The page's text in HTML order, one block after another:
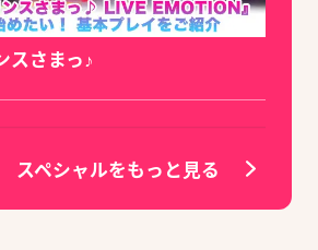
さまっ♪
スペシャルをもっと見る